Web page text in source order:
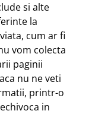
si alte
la
cum ar fi
vom colecta
paginii
nu ne veti
printr-o
in